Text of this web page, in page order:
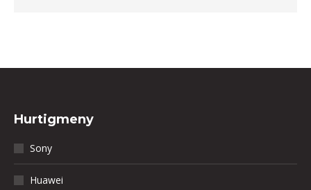
Hurtigmeny
Sony
Huawei